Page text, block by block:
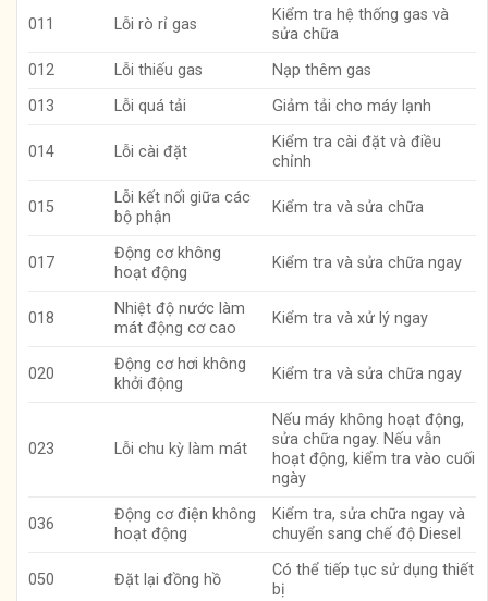
011 Lỗi rò rỉ gas
Kiểm tra hệ thống gas và
sửa chữa
012
Lỗi thiếu gas
Nạp thêm gas
013
Lỗi quá tải Giảm tải cho máy lạnh
014 Lỗi cài đặt
Kiểm tra cài đặt và điều
chỉnh
015
Lỗi kết nối giữa các
bộ phận
Kiểm tra và sửa chữa
017
Động cơ không
hoạt động
Kiểm tra và sửa chữa ngay
018
Nhiệt độ nước làm
mát động cơ cao
Kiểm tra và xử lý ngay
020
Động cơ hơi không
khởi động
Kiểm tra và sửa chữa ngay
023 Lỗi chu kỳ làm mát
Nếu máy không hoạt động,
sửa chữa ngay. Nếu vẫn
hoạt động, kiểm tra vào cuối
ngày
036
Động cơ điện không
hoạt động
Kiểm tra, sửa chữa ngay và
chuyển sang chế độ Diesel
050 Đặt lại đồng hồ
Có thể tiếp tục sử dụng thiết
bị